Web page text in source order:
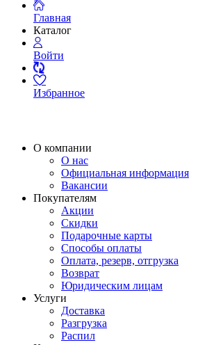
Главная
Каталог
Войти
Избранное
О компании
О нас
Официальная информация
Вакансии
Покупателям
Акции
Скидки
Подарочные карты
Способы оплаты
Оплата, резерв, отгрузка
Возврат
Юридическим лицам
Услуги
Доставка
Разгрузка
Распил